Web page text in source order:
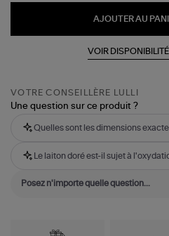
AJOUTER AU
VOIR
VOTRE CONSEILLÈRE LULLI
Une question sur ce produit ?
Quelles sont les dimensions
Le laiton doré est-il sujet à